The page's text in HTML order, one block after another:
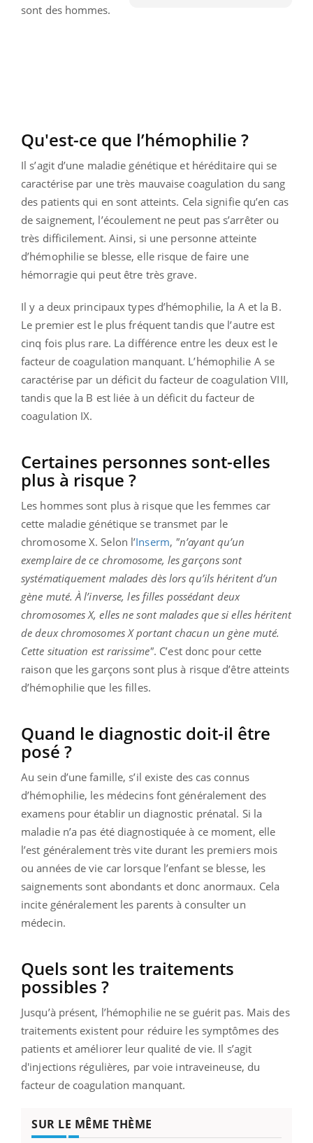
sont des hommes.
Qu'est-ce que l’hémophilie ?
Il s’agit d’une maladie génétique et héréditaire qui se
caractérise par une très mauvaise coagulation du sang
des patients qui en sont atteints. Cela signifie qu’en cas
de saignement, l’écoulement ne peut pas s’arrêter ou
très difficilement. Ainsi, si une personne atteinte
d’hémophilie se blesse, elle risque de faire une
hémorragie qui peut être très grave.
Il y a deux principaux types d’hémophilie, la A et la B.
Le premier est le plus fréquent tandis que l’autre est
cinq fois plus rare. La différence entre les deux est le
facteur de coagulation manquant. L’hémophilie A se
caractérise par un déficit du facteur de coagulation VIII,
tandis que la B est liée à un déficit du facteur de
coagulation IX.
Certaines personnes sont-elles
plus à risque ?
Les hommes sont plus à risque que les femmes car
cette maladie génétique se transmet par le
chromosome X. Selon l’Inserm, "n’ayant qu’un
exemplaire de ce chromosome, les garçons sont
systématiquement malades dès lors qu’ils héritent d’un
gène muté. À l’inverse, les filles possédant deux
chromosomes X, elles ne sont malades que si elles héritent
de deux chromosomes X portant chacun un gène muté.
Cette situation est rarissime". C’est donc pour cette
raison que les garçons sont plus à risque d’être atteints
d’hémophilie que les filles.
Quand le diagnostic doit-il être
posé ?
Au sein d’une famille, s’il existe des cas connus
d’hémophilie, les médecins font généralement des
examens pour établir un diagnostic prénatal. Si la
maladie n’a pas été diagnostiquée à ce moment, elle
l’est généralement très vite durant les premiers mois
ou années de vie car lorsque l’enfant se blesse, les
saignements sont abondants et donc anormaux. Cela
incite généralement les parents à consulter un
médecin.
Quels sont les traitements
possibles ?
Jusqu’à présent, l’hémophilie ne se guérit pas. Mais des
traitements existent pour réduire les symptômes des
patients et améliorer leur qualité de vie. Il s’agit
d'injections régulières, par voie intraveineuse, du
facteur de coagulation manquant.
SUR LE MÊME THÈME